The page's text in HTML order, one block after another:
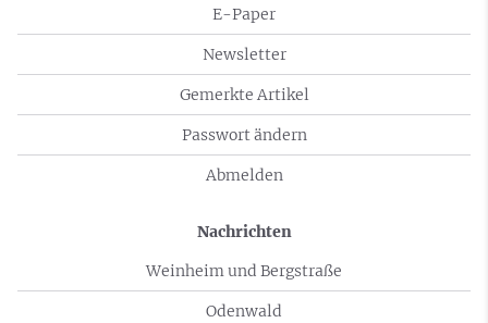
E-Paper
Newsletter
Gemerkte Artikel
Passwort ändern
Abmelden
Nachrichten
Weinheim und Bergstraße
Odenwald